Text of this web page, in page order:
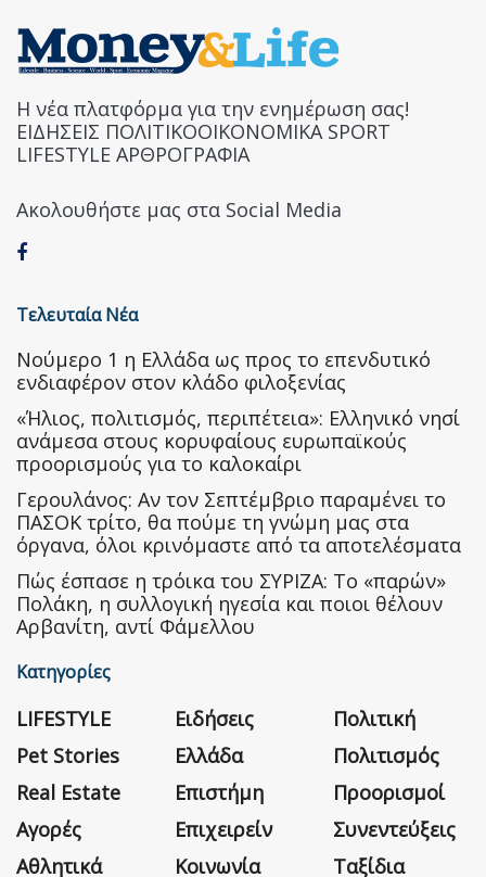
Η νέα πλατφόρμα για την ενημέρωση σας!
ΕΙΔΗΣΕΙΣ ΠΟΛΙΤΙΚΟΟΙΚΟΝΟΜΙΚΑ SPORT
LIFESTYLE ΑΡΘΡΟΓΡΑΦΙΑ
Ακολουθήστε μας στα Social Media
Τελευταία Νέα
Nούμερο 1 η Ελλάδα ως προς το επενδυτικό
ενδιαφέρον στον κλάδο φιλοξενίας
«Ήλιος, πολιτισμός, περιπέτεια»: Ελληνικό νησί
ανάμεσα στους κορυφαίους ευρωπαϊκούς
προορισμούς για το καλοκαίρι
Γερουλάνος: Αν τον Σεπτέμβριο παραμένει το
ΠΑΣΟΚ τρίτο, θα πούμε τη γνώμη μας στα
όργανα, όλοι κρινόμαστε από τα αποτελέσματα
Πώς έσπασε η τρόικα του ΣΥΡΙΖΑ: Το «παρών»
Πολάκη, η συλλογική ηγεσία και ποιοι θέλουν
Αρβανίτη, αντί Φάμελλου
Κατηγορίες
LIFESTYLE
Pet Stories
Real Estate
Αγορές
Αθλητικά
Ειδήσεις
Ελλάδα
Επιστήμη
Επιχειρείν
Κοινωνία
Πολιτική
Πολιτισμός
Προορισμοί
Συνεντεύξεις
Ταξίδια